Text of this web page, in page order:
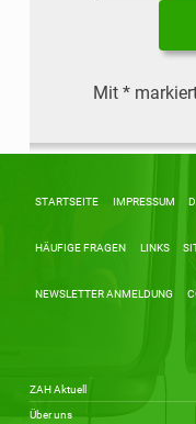
Mit*
Skip back to main navigation
STARTSEITE IMPRESSUM
HÄUFIGE FRAGEN LINKS
NEWSLETTER ANMELDUNG
ZAH Aktuell
Über uns